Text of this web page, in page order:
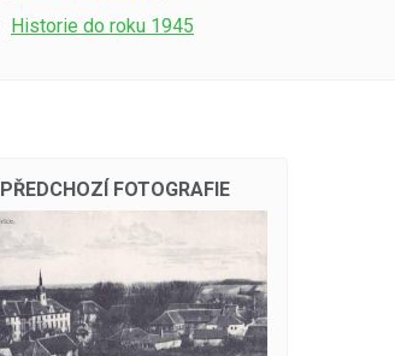
Historie do roku 1945
PŘEDCHOZÍ FOTOGRAFIE